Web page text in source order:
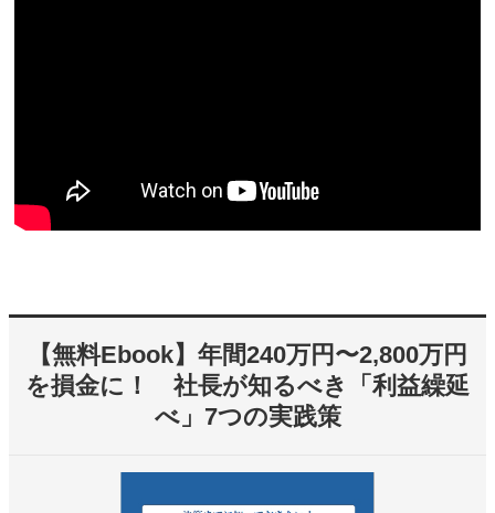
【無料Ebook】年間240万円〜2,800万円
を損金に！ 社長が知るべき「利益繰延
べ」7つの実践策